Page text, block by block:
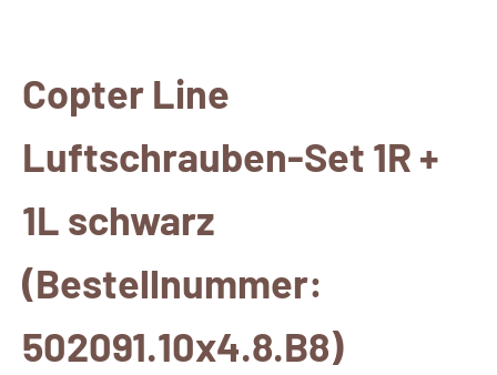
Copter Line
Luftschrauben-Set 1R +
1L schwarz
(Bestellnummer:
502091.10x4.8.B8)